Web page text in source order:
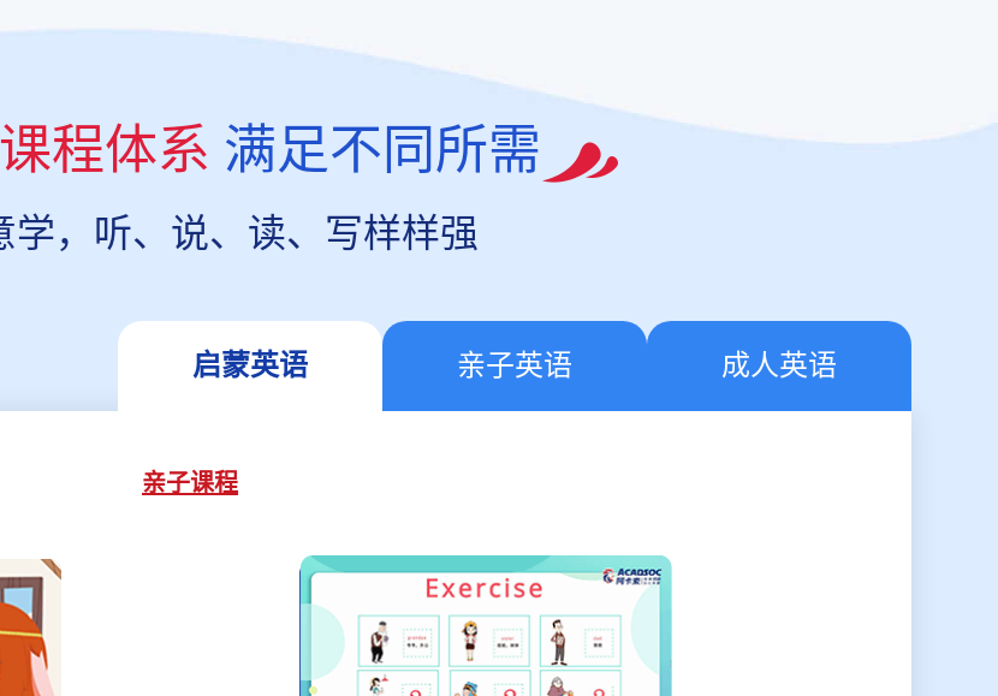
程体系 满足不同所需
学，听、说、读、写样样强
启蒙英语 亲子英语 成人英语
亲子课程